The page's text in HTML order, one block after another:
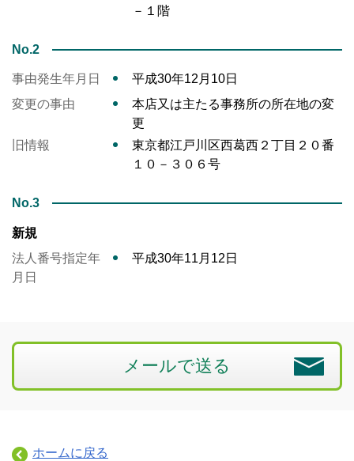
－１階
No.2
事由発生年月日
平成30年12月10日
変更の事由
本店又は主たる事務所の所在地の変
更
旧情報
東京都江戸川区西葛西２丁目２０番
１０－３０６号
No.3
新規
法人番号指定年
月日
平成30年11月12日
メールで送る
ホームに戻る